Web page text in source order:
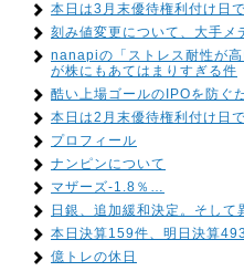
本日は3月末優待権利付け日
刻み値変更について、大手
nanapiの「ストレス耐性が
が株にもあてはまりすぎる件
酷い上場ゴールのIPOを防ぐ
本日は2月末優待権利付け日
プロフィール
ナンピンについて
マザーズ-1.8％…
日銀、追加緩和決定。そして
本日決算159件、明日決算
億トレの休日